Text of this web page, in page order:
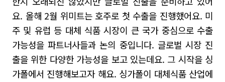
요. 올해 2월 위미트는 호주로 첫 수출을 진행했어요. 미
주 및 유럽 등 대체 식품 시장이 큰 국가 중심으로 수출
가능성을 파트너사들과 논의 중입니다. 글로벌 시장 진
출을 위한 다양한 가능성을 보고 있는데요. 그 시작을 싱
가폴에서 진행해보고자 해요. 싱가폴이 대체식품 산업에